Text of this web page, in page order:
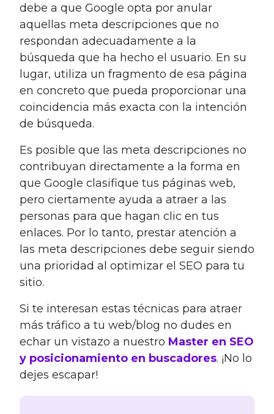
debe a que Google opta por anular
aquellas meta descripciones que no
respondan adecuadamente a la
búsqueda que ha hecho el usuario. En su
lugar, utiliza un fragmento de esa página
en concreto que pueda proporcionar una
coincidencia más exacta con la intención
de búsqueda.
Es posible que las meta descripciones no
contribuyan directamente a la forma en
que Google clasifique tus páginas web,
pero ciertamente ayuda a atraer a las
personas para que hagan clic en tus
enlaces. Por lo tanto, prestar atención a
las meta descripciones debe seguir siendo
una prioridad al optimizar el SEO para tu
sitio.
Si te interesan estas técnicas para atraer
más tráfico a tu web/blog no dudes en
echar un vistazo a nuestro Master en SEO
y posicionamiento en buscadores. ¡No lo
dejes escapar!